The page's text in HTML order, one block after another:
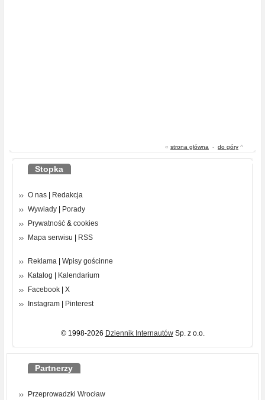
« strona główna - do góry ^
Stopka
O nas | Redakcja
Wywiady | Porady
Prywatność & cookies
Mapa serwisu | RSS
Reklama | Wpisy gościnne
Katalog | Kalendarium
Facebook | X
Instagram | Pinterest
© 1998-2026 Dziennik InternautówSp. z o.o.
Partnerzy
Przeprowadzki Wrocław